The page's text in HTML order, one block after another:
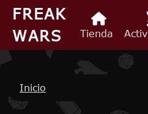
Pasar al contenido principal
FREAK
WARS
Tienda
Ruta de
Inicio